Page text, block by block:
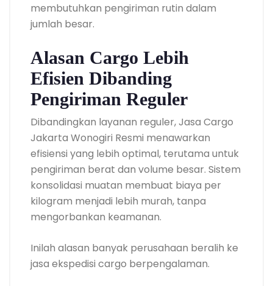
membutuhkan pengiriman rutin dalam
jumlah besar.
Alasan Cargo Lebih
Efisien Dibanding
Pengiriman Reguler
Dibandingkan layanan reguler, Jasa Cargo
Jakarta Wonogiri Resmi menawarkan
efisiensi yang lebih optimal, terutama untuk
pengiriman berat dan volume besar. Sistem
konsolidasi muatan membuat biaya per
kilogram menjadi lebih murah, tanpa
mengorbankan keamanan.
Inilah alasan banyak perusahaan beralih ke
jasa ekspedisi cargo berpengalaman.